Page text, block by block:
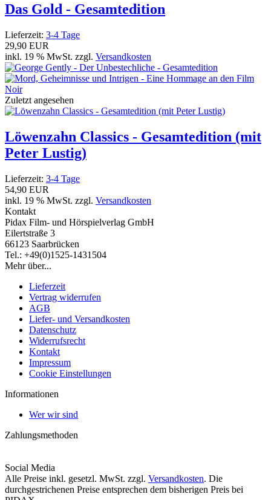
Das Gold - Gesamtedition
Lieferzeit: 3-4 Tage
29,90 EUR
inkl. 19 % MwSt. zzgl. Versandkosten
Zuletzt angesehen
Löwenzahn Classics - Gesamtedition (mit
Peter Lustig)
Lieferzeit: 3-4 Tage
54,90 EUR
inkl. 19 % MwSt. zzgl. Versandkosten
Kontakt
Pidax Film- und Hörspielverlag GmbH
Eilertstraße 3
66123 Saarbrücken
Tel.: +49(0)1525-1431504
Mehr über...
Lieferzeit
Vertrag widerrufen
AGB
Liefer- und Versandkosten
Datenschutz
Widerrufsrecht
Kontakt
Impressum
Cookie Einstellungen
Informationen
Wer wir sind
Zahlungsmethoden
Social Media
Alle Preise inkl. gesetzl. MwSt. zzgl. Versandkosten. Die
durchgestrichenen Preise entsprechen dem bisherigen Preis bei